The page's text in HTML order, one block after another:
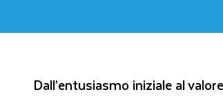
Dall’entusiasmo iniziale al